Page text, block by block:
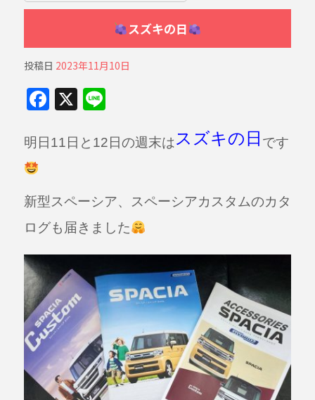
スズキの日
投稿日 2023年11月10日
F
c
b
o
o
k
X Li
e
明日11日と12日の週末は スズキの日 です
新型スペーシア、スペーシアカスタムのカタ
ログも届きました